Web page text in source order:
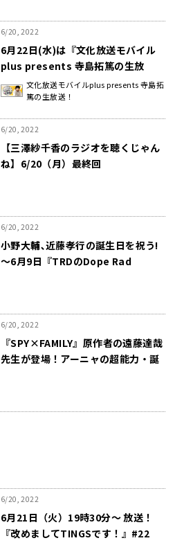
6/20, 2022
6月22日(水)は『文化放送モバイル
plus presents 寺島拓篤の生放
送！』文化放送モバイルplus presents 寺島拓
篤の生放送！
6/20, 2022
【三澤紗千香のラジオを聴くじゃん
ね】6/20（月）最終回
6/20, 2022
小野大輔､近藤孝行の誕生日を祝う!
～6月9日『TRDのDope Rad
6/20, 2022
『SPY×FAMILY』原作者の遠藤達哉
先生が登場！アーニャの超能力・誕
6/20, 2022
6月21日（火）19時30分～ 放送！
『改めましてTINGSです！』#22